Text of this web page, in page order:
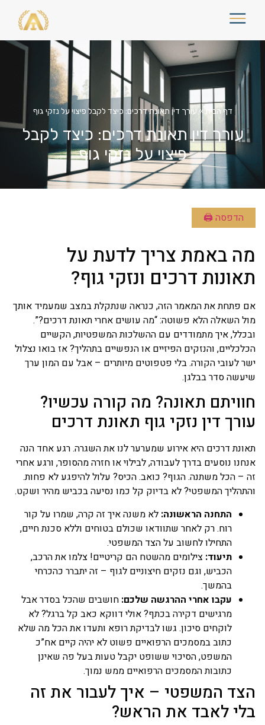
דף הבית»עורך דין תאונת דרכים: כיצד לקבל פיצוי על נזקי גוף
עורך דין תאונת דרכים: כיצד לקבל
פיצוי על נזקי גוף
הדפסה 🖨
מה באמת צריך לדעת על
תאונות דרכים ונזקי גוף?
אם פתחת את המאמר הזה, כנראה שנתקלת במצב שמעמיד אותך
מול השאלה הלא פשוטה: “מה עושים אחרי תאונת דרכים?”.
ובכלל, איך מתמודדים עם ההשלכות המשפטיות, הקשיים
הכלכליים, והנזקים הפיזיים או הנפשיים בתהליך? אז בואו נצלול
ישר לעובי הקורה. בלי פטפוטים מיותרים – אבל עם המון ערך
שיעשה סדר בבלגן.
חוויתם תאונה? מה קורה עכשיו?
עורך דין נזקי גוף תאונת דרכים
תאונת דרכים היא אירוע שמערער לנו את השגרה. רגע אחד הנה
אנחנו נוסעים בדרך לעבודה, לבילוי או חזרה מהסופר, ורגע אחרי
זה – הכל משתנה. הגוף? כואב. הכיס? עלול להיפגע לא פחות.
והתהליך המשפטי? לא בדיוק קל כמו נסיעה בכביש מהיר ושקט.
התחנה הראשונה: לא משנה איך זה קרה, שמרו על קור
רוח. רק לאחר שתוודאו שכולם בטוחים וללא סכנת חיים,
התחילו לחשוב על הצד המשפטי.
תיעוד: צילומים מהשטח הם קריטיים! צלמו את הרכב,
הכביש, וגם נזקים חיצוניים לגוף – זה יתברר כהכרחי
בהמשך.
עקבו אחרי ההרגשה שלכם: חושבים שהכל בסדר אבל
מרגישים דקירה בכתף? אולי דווקא כאב קל ברגל? לא
לוקחים סיכון. גשו לבדיקת רופא ותעדו את הכל מה שלא
כתוב במסמכים הרפואיים פשוט לא יהיה קיים אח”כ
המשפט, הסיכוי ששופט יקבל טעות בעל פה שאינן
כתובות המסמכים הרפואיים ממש נמוך.
הצד המשפטי – איך לעבור את זה
בלי לאבד את הראש?